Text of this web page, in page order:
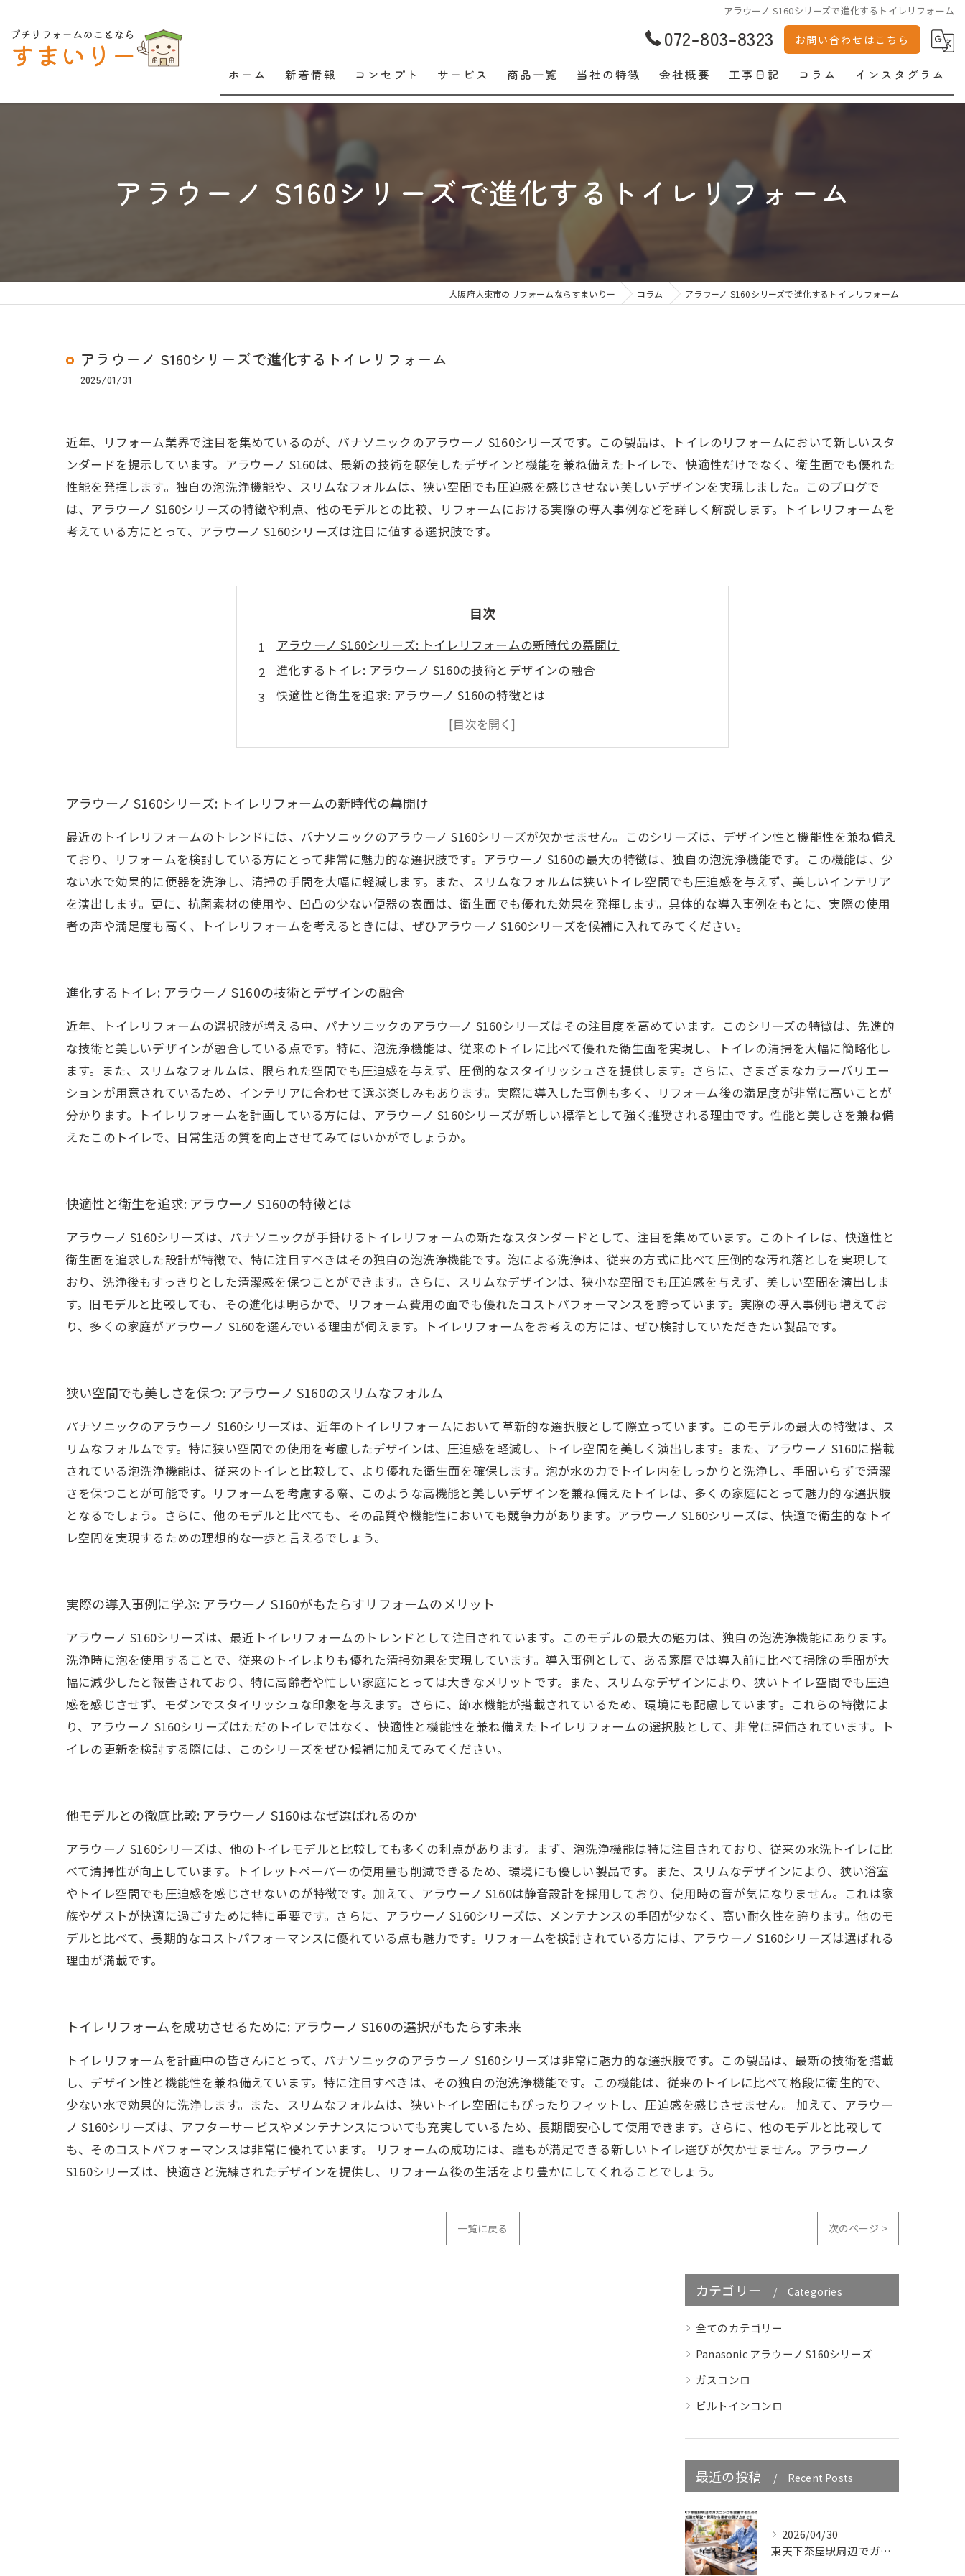
アラウーノ S160シリーズで進化するトイレリフォーム
072-803-8323 お問い合わせはこちら
ホーム 新着情報 コンセプト サービス 商品一覧 当社の特徴
工事
メンテナンス
住宅設備
会社概要 工事日記 コラム インスタグラム
アラウーノ S160シリーズで進化するトイレリフォーム
大阪府大東市のリフォームならすまいりー コラム アラウーノ S160シリーズで進化するトイレリフォーム
アラウーノ S160シリーズで進化するトイレリフォーム
2025/01/31
近年、リフォーム業界で注目を集めているのが、パナソニックのアラウーノ S160シリーズです。この製品は、トイレのリフォームにおいて新しいスタ
ンダードを提示しています。アラウーノ S160は、最新の技術を駆使したデザインと機能を兼ね備えたトイレで、快適性だけでなく、衛生面でも優れた
性能を発揮します。独自の泡洗浄機能や、スリムなフォルムは、狭い空間でも圧迫感を感じさせない美しいデザインを実現しました。このブログで
は、アラウーノ S160シリーズの特徴や利点、他のモデルとの比較、リフォームにおける実際の導入事例などを詳しく解説します。トイレリフォームを
考えている方にとって、アラウーノ S160シリーズは注目に値する選択肢です。
目次
アラウーノ S160シリーズ: トイレリフォームの新時代の幕開け
進化するトイレ: アラウーノ S160の技術とデザインの融合
快適性と衛生を追求: アラウーノ S160の特徴とは
狭い空間でも美しさを保つ: アラウーノ S160のスリムなフォルム
実際の導入事例に学ぶ: アラウーノ S160がもたらすリフォームのメリット
トイレリフォームを成功させるために: アラウーノ S160の選択がもたらす未来
アラウーノ S160シリーズ: トイレリフォームの新時代の幕開け
最近のトイレリフォームのトレンドには、パナソニックのアラウーノ S160シリーズが欠かせません。このシリーズは、デザイン性と機能性を兼ね備え
ており、リフォームを検討している方にとって非常に魅力的な選択肢です。アラウーノ S160の最大の特徴は、独自の泡洗浄機能です。この機能は、少
ない水で効果的に便器を洗浄し、清掃の手間を大幅に軽減します。また、スリムなフォルムは狭いトイレ空間でも圧迫感を与えず、美しいインテリア
を演出します。更に、抗菌素材の使用や、凹凸の少ない便器の表面は、衛生面でも優れた効果を発揮します。具体的な導入事例をもとに、実際の使用
者の声や満足度も高く、トイレリフォームを考えるときには、ぜひアラウーノ S160シリーズを候補に入れてみてください。
進化するトイレ: アラウーノ S160の技術とデザインの融合
近年、トイレリフォームの選択肢が増える中、パナソニックのアラウーノ S160シリーズはその注目度を高めています。このシリーズの特徴は、先進的
な技術と美しいデザインが融合している点です。特に、泡洗浄機能は、従来のトイレに比べて優れた衛生面を実現し、トイレの清掃を大幅に簡略化し
ます。また、スリムなフォルムは、限られた空間でも圧迫感を与えず、圧倒的なスタイリッシュさを提供します。さらに、さまざまなカラーバリエー
ションが用意されているため、インテリアに合わせて選ぶ楽しみもあります。実際に導入した事例も多く、リフォーム後の満足度が非常に高いことが
分かります。トイレリフォームを計画している方には、アラウーノ S160シリーズが新しい標準として強く推奨される理由です。性能と美しさを兼ね備
えたこのトイレで、日常生活の質を向上させてみてはいかがでしょうか。
快適性と衛生を追求: アラウーノ S160の特徴とは
アラウーノ S160シリーズは、パナソニックが手掛けるトイレリフォームの新たなスタンダードとして、注目を集めています。このトイレは、快適性と
衛生面を追求した設計が特徴で、特に注目すべきはその独自の泡洗浄機能です。泡による洗浄は、従来の方式に比べて圧倒的な汚れ落としを実現して
おり、洗浄後もすっきりとした清潔感を保つことができます。さらに、スリムなデザインは、狭小な空間でも圧迫感を与えず、美しい空間を演出しま
す。旧モデルと比較しても、その進化は明らかで、リフォーム費用の面でも優れたコストパフォーマンスを誇っています。実際の導入事例も増えてお
り、多くの家庭がアラウーノ S160を選んでいる理由が伺えます。トイレリフォームをお考えの方には、ぜひ検討していただきたい製品です。
狭い空間でも美しさを保つ: アラウーノ S160のスリムなフォルム
パナソニックのアラウーノ S160シリーズは、近年のトイレリフォームにおいて革新的な選択肢として際立っています。このモデルの最大の特徴は、ス
リムなフォルムです。特に狭い空間での使用を考慮したデザインは、圧迫感を軽減し、トイレ空間を美しく演出します。また、アラウーノ S160に搭載
されている泡洗浄機能は、従来のトイレと比較して、より優れた衛生面を確保します。泡が水の力でトイレ内をしっかりと洗浄し、手間いらずで清潔
さを保つことが可能です。リフォームを考慮する際、このような高機能と美しいデザインを兼ね備えたトイレは、多くの家庭にとって魅力的な選択肢
となるでしょう。さらに、他のモデルと比べても、その品質や機能性においても競争力があります。アラウーノ S160シリーズは、快適で衛生的なトイ
レ空間を実現するための理想的な一歩と言えるでしょう。
実際の導入事例に学ぶ: アラウーノ S160がもたらすリフォームのメリット
アラウーノ S160シリーズは、最近トイレリフォームのトレンドとして注目されています。このモデルの最大の魅力は、独自の泡洗浄機能にあります。
洗浄時に泡を使用することで、従来のトイレよりも優れた清掃効果を実現しています。導入事例として、ある家庭では導入前に比べて掃除の手間が大
幅に減少したと報告されており、特に高齢者や忙しい家庭にとっては大きなメリットです。また、スリムなデザインにより、狭いトイレ空間でも圧迫
感を感じさせず、モダンでスタイリッシュな印象を与えます。さらに、節水機能が搭載されているため、環境にも配慮しています。これらの特徴によ
り、アラウーノ S160シリーズはただのトイレではなく、快適性と機能性を兼ね備えたトイレリフォームの選択肢として、非常に評価されています。ト
イレの更新を検討する際には、このシリーズをぜひ候補に加えてみてください。
他モデルとの徹底比較: アラウーノ S160はなぜ選ばれるのか
アラウーノ S160シリーズは、他のトイレモデルと比較しても多くの利点があります。まず、泡洗浄機能は特に注目されており、従来の水洗トイレに比
べて清掃性が向上しています。トイレットペーパーの使用量も削減できるため、環境にも優しい製品です。また、スリムなデザインにより、狭い浴室
やトイレ空間でも圧迫感を感じさせないのが特徴です。加えて、アラウーノ S160は静音設計を採用しており、使用時の音が気になりません。これは家
族やゲストが快適に過ごすために特に重要です。さらに、アラウーノ S160シリーズは、メンテナンスの手間が少なく、高い耐久性を誇ります。他のモ
デルと比べて、長期的なコストパフォーマンスに優れている点も魅力です。リフォームを検討されている方には、アラウーノ S160シリーズは選ばれる
理由が満載です。
トイレリフォームを成功させるために: アラウーノ S160の選択がもたらす未来
トイレリフォームを計画中の皆さんにとって、パナソニックのアラウーノ S160シリーズは非常に魅力的な選択肢です。この製品は、最新の技術を搭載
し、デザイン性と機能性を兼ね備えています。特に注目すべきは、その独自の泡洗浄機能です。この機能は、従来のトイレに比べて格段に衛生的で、
少ない水で効果的に洗浄します。また、スリムなフォルムは、狭いトイレ空間にもぴったりフィットし、圧迫感を感じさせません。 加えて、アラウー
ノ S160シリーズは、アフターサービスやメンテナンスについても充実しているため、長期間安心して使用できます。さらに、他のモデルと比較して
も、そのコストパフォーマンスは非常に優れています。 リフォームの成功には、誰もが満足できる新しいトイレ選びが欠かせません。アラウーノ
S160シリーズは、快適さと洗練されたデザインを提供し、リフォーム後の生活をより豊かにしてくれることでしょう。
一覧に戻る 次のページ >
カテゴリー Categories
全てのカテゴリー
Panasonic アラウーノ S160シリーズ
ガスコンロ
ビルトインコンロ
最近の投稿 Recent Posts
2026/04/30
東天下茶屋駅周辺でガスコンロを設置するための知識を解説・費用から業者の選び方まで！